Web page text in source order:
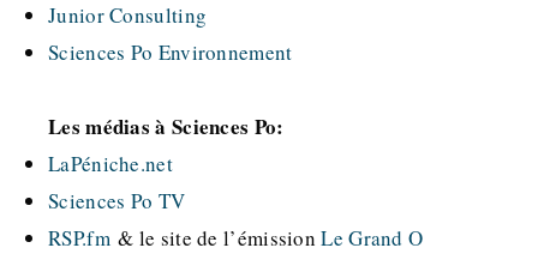
Junior Consulting
Sciences Po Environnement
Les médias à Sciences Po:
LaPéniche.net
Sciences Po TV
RSP.fm& le site de l’émissionLe Grand O